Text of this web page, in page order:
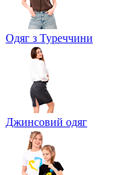
Одяг з Туреччини
Джинсовий одяг